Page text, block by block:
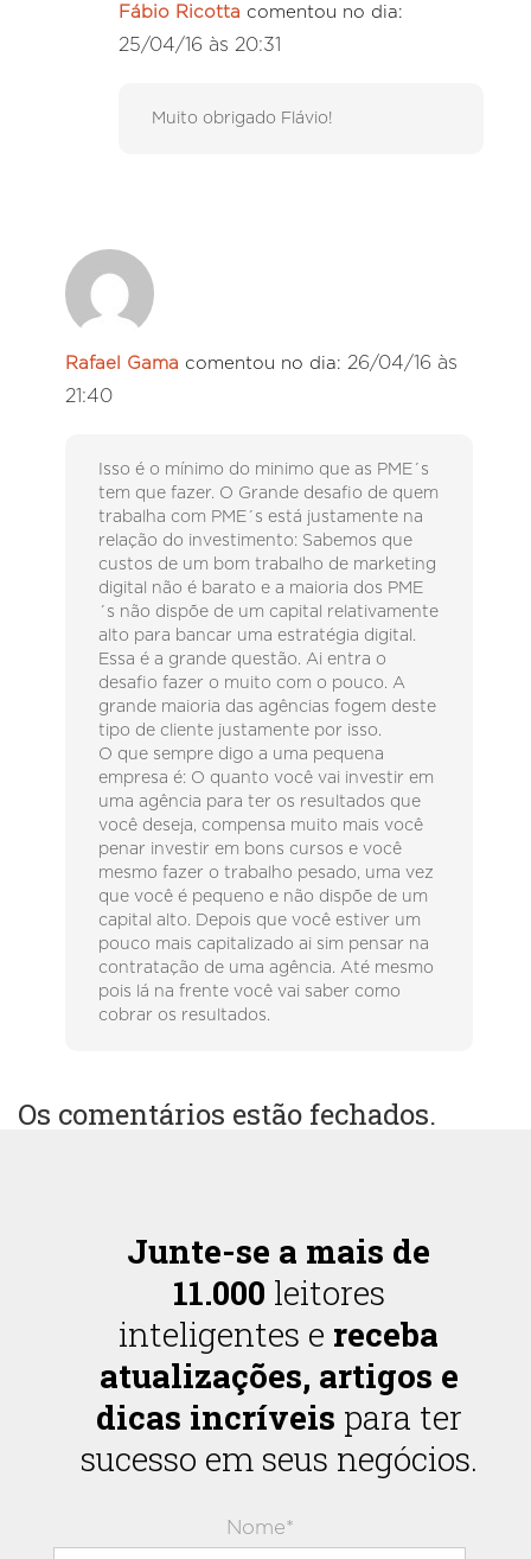
Fábio Ricotta comentou no dia:
25/04/16 às 20:31
Muito obrigado Flávio!
Rafael Gama comentou no dia: 26/04/16 às
21:40
Isso é o mínimo do minimo que as PME´s
tem que fazer. O Grande desafio de quem
trabalha com PME´s está justamente na
relação do investimento: Sabemos que
custos de um bom trabalho de marketing
digital não é barato e a maioria dos PME
´s não dispõe de um capital relativamente
alto para bancar uma estratégia digital.
Essa é a grande questão. Ai entra o
desafio fazer o muito com o pouco. A
grande maioria das agências fogem deste
tipo de cliente justamente por isso.
O que sempre digo a uma pequena
empresa é: O quanto você vai investir em
uma agência para ter os resultados que
você deseja, compensa muito mais você
penar investir em bons cursos e você
mesmo fazer o trabalho pesado, uma vez
que você é pequeno e não dispõe de um
capital alto. Depois que você estiver um
pouco mais capitalizado ai sim pensar na
contratação de uma agência. Até mesmo
pois lá na frente você vai saber como
cobrar os resultados.
Os comentários estão fechados.
Junte-se a mais de
11.000 leitores
inteligentes e receba
atualizações, artigos e
dicas incríveis para ter
sucesso em seus negócios.
Nome*